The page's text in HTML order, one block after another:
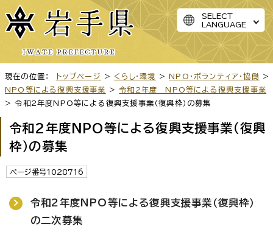
SELECT
LANGUAGE
現在の位置： トップページ > くらし・環境 >NPO・ボランティア・協働
>
NPO等による復興支援事業
>令和2年度 NPO等による復興支援事業
> 令和2年度NPO等による復興支援事業（復興枠）の募集
令和2年度NPO等による復興支援事業（復興
枠）の募集
ページ番号1028716
令和2年度NPO等による復興支援事業（復興枠）
の二次募集